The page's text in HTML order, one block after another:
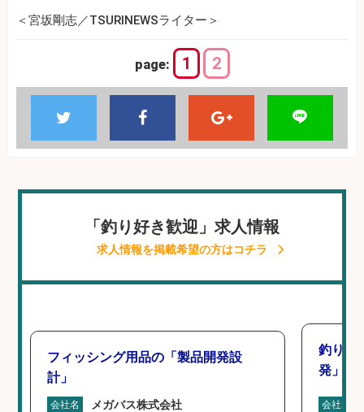
＜宮坂剛志／TSURINEWSライター＞
page: 1 2
「釣り好き歓迎」求人情報
求人情報を掲載希望の方はコチラ
フィッシング用品の「製品開発設
計」
会社名 メガバス株式会社
釣り好
発」/
会社名